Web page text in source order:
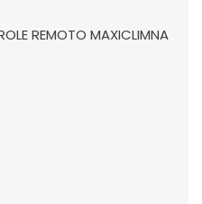
REMOTO MAXICLIMNA